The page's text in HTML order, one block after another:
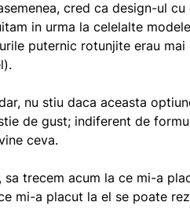
cred ca design-ul
in urma la celelalte
puternic rotunjite erau
nu stiu daca aceasta
de gust; indiferent de
ceva.
sa trecem acum la ce mi-a
mi-a placut la el se poate